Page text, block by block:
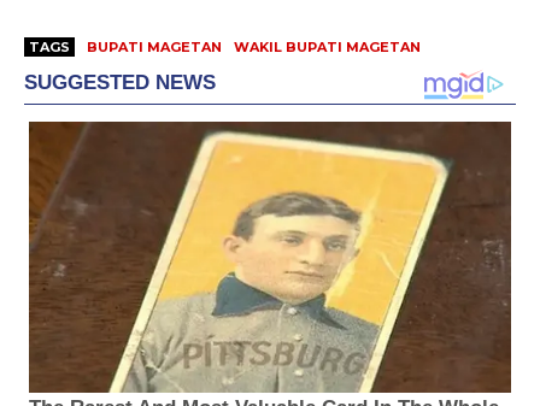
TAGS BUPATI MAGETAN WAKIL BUPATI MAGETAN